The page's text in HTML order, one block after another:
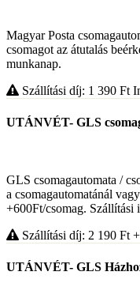
Magyar Posta
csomagot az átutalás
munkanap.
Szállítási díj: 1 390 Ft
UTÁNVÉT- GLS
GLS csomagautomata /
a csomagautomatánál
+600Ft/csomag. Szállítási
Szállítási díj: 2 190 Ft
UTÁNVÉT- GLS